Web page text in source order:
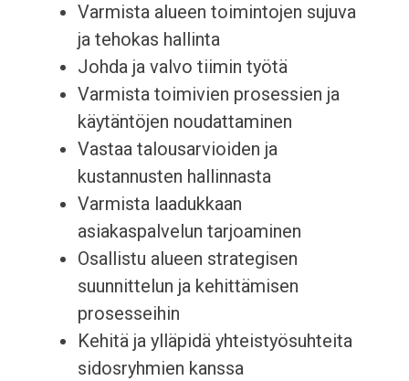
Varmista alueen toimintojen sujuva
ja tehokas hallinta
Johda ja valvo tiimin työtä
Varmista toimivien prosessien ja
käytäntöjen noudattaminen
Vastaa talousarvioiden ja
kustannusten hallinnasta
Varmista laadukkaan
asiakaspalvelun tarjoaminen
Osallistu alueen strategisen
suunnittelun ja kehittämisen
prosesseihin
Kehitä ja ylläpidä yhteistyösuhteita
sidosryhmien kanssa